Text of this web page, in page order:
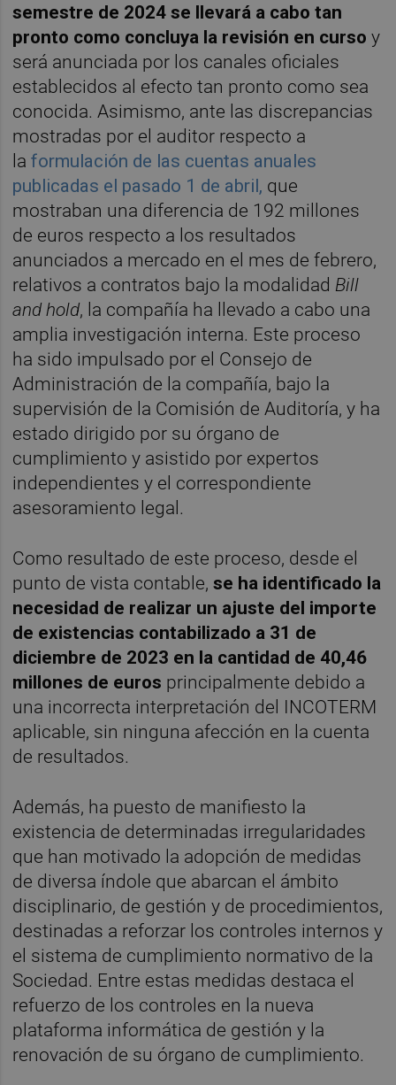
semestre de 2024 se llevará a cabo tan
pronto como concluya la revisión en cursoy
será anunciada por los canales oficiales
establecidos al efecto tan pronto como sea
conocida. Asimismo, ante las discrepancias
mostradas por el auditor respecto a
la formulación de las cuentas anuales
publicadas el pasado 1 de abril, que
mostraban una diferencia de 192 millones
de euros respecto a los resultados
anunciados a mercado en el mes de febrero,
relativos a contratos bajo la modalidad Bill
and hold, la compañía ha llevado a cabo una
amplia investigación interna. Este proceso
ha sido impulsado por el Consejo de
Administración de la compañía, bajo la
supervisión de la Comisión de Auditoría, y ha
estado dirigido por su órgano de
cumplimiento y asistido por expertos
independientes y el correspondiente
asesoramiento legal.
Como resultado de este proceso, desde el
punto de vista contable,se ha identificado la
necesidad de realizar un ajuste del importe
de existencias contabilizado a 31 de
diciembre de 2023 en la cantidad de 40,46
millones de euros principalmente debido a
una incorrecta interpretación del INCOTERM
aplicable, sin ninguna afección en la cuenta
de resultados.
Además, ha puesto de manifiesto la
existencia de determinadas irregularidades
que han motivado la adopción de medidas
de diversa índole que abarcan el ámbito
disciplinario, de gestión y de procedimientos,
destinadas a reforzar los controles internos y
el sistema de cumplimiento normativo de la
Sociedad. Entre estas medidas destaca el
refuerzo de los controles en la nueva
plataforma informática de gestión y la
renovación de su órgano de cumplimiento.